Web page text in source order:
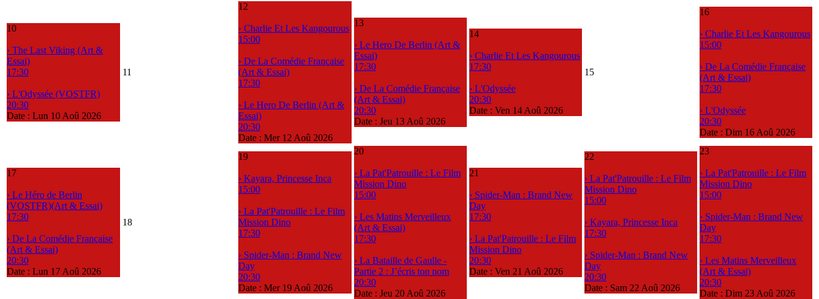
10
› The Last Viking (Art &
Essai)
17:30
› L'Odyssée (VOSTFR)
20:30
Date : Lun 10 Aoû 2026
11
12
› Charlie Et Les Kangourous
15:00
› De La Comédie Française
(Art & Essai)
17:30
› Le Hero De Berlin (Art &
Essai)
20:30
Date : Mer 12 Aoû 2026
13
› Le Hero De Berlin (Art &
Essai)
17:30
› De La Comédie Française
(Art & Essai)
20:30
Date : Jeu 13 Aoû 2026
14
› Charlie Et Les Kangourous
17:30
› L'Odyssée
20:30
Date : Ven 14 Aoû 2026
15
16
› Charlie Et Les Kangourous
15:00
› De La Comédie Française
(Art & Essai)
17:30
› L'Odyssée
20:30
Date : Dim 16 Aoû 2026
17
› Le Héro de Berlin
(VOSTFR)(Art & Essai)
17:30
› De La Comédie Française
(Art & Essai)
20:30
Date : Lun 17 Aoû 2026
18
19
› Kayara, Princesse Inca
15:00
› La Pat'Patrouille : Le Film
Mission Dino
17:30
› Spider-Man : Brand New
Day
20:30
Date : Mer 19 Aoû 2026
20
› La Pat'Patrouille : Le Film
Mission Dino
15:00
› Les Matins Merveilleux
(Art & Essai)
17:30
› La Bataille de Gaulle -
Partie 2 : J’écris ton nom
20:30
Date : Jeu 20 Aoû 2026
21
› Spider-Man : Brand New
Day
17:30
› La Pat'Patrouille : Le Film
Mission Dino
20:30
Date : Ven 21 Aoû 2026
22
› La Pat'Patrouille : Le Film
Mission Dino
15:00
› Kayara, Princesse Inca
17:30
› Spider-Man : Brand New
Day
20:30
Date : Sam 22 Aoû 2026
23
› La Pat'Patrouille : Le Film
Mission Dino
15:00
› Spider-Man : Brand New
Day
17:30
› Les Matins Merveilleux
(Art & Essai)
20:30
Date : Dim 23 Aoû 2026